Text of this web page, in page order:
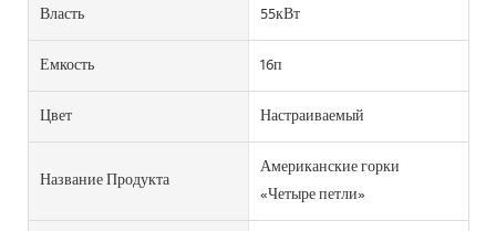
Власть
55кВт
Емкость
16п
Цвет
Настраиваемый
Название Продукта
Американские горки
«Четыре петли»